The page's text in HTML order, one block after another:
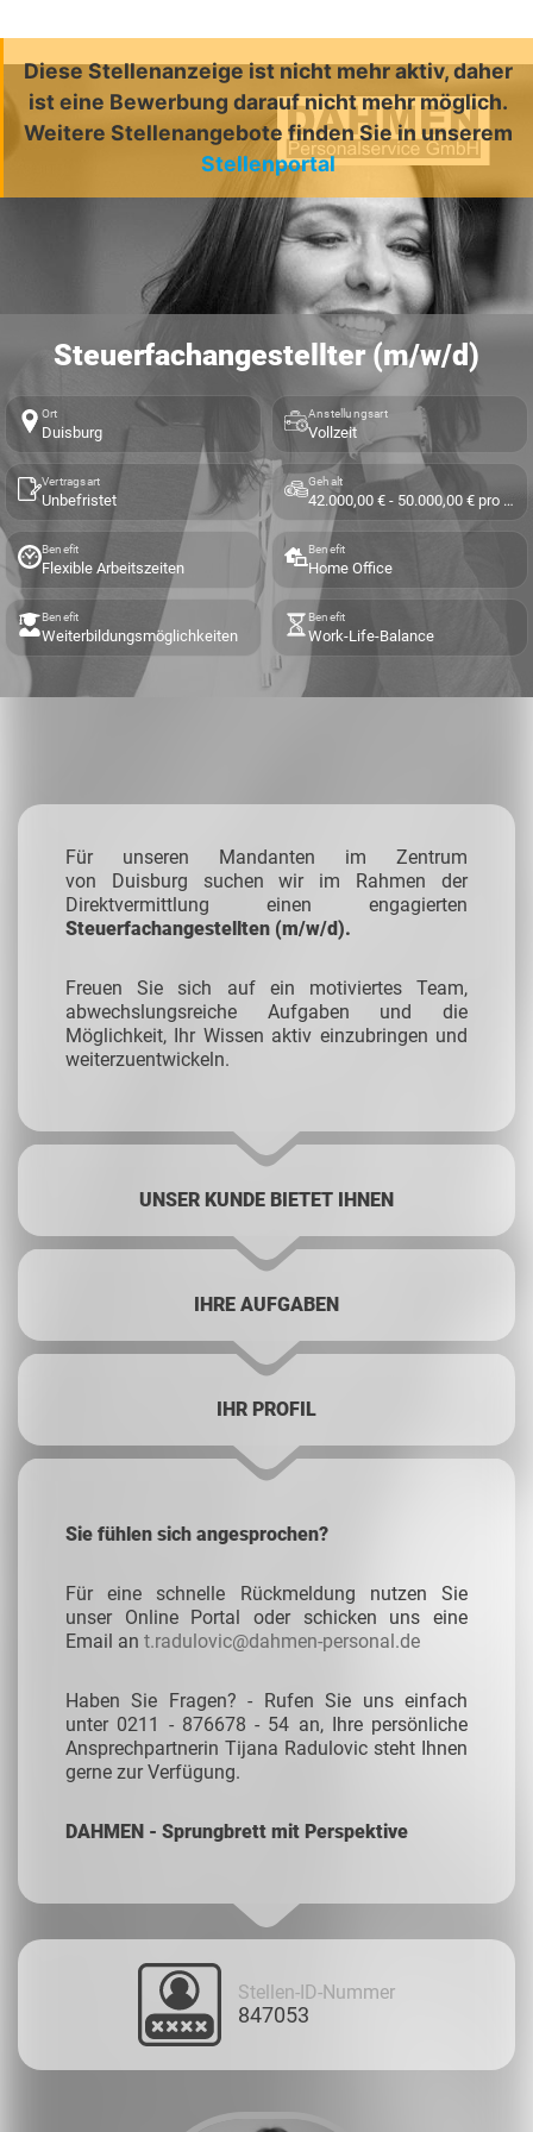
Diese Stellenanzeige ist nicht mehr aktiv, daher
ist eine Bewerbung darauf nicht mehr möglich.
Weitere Stellenangebote finden Sie in unserem
Stellenportal
Steuerfachangestellter (m/w/d)
Ort
Duisburg
Anstellungsart
Vollzeit
Vertragsart
Unbefristet
Gehalt
42.000,00 € - 50.000,00 € pro Jahr
Benefit
Flexible Arbeitszeiten
Benefit
Home Office
Benefit
Weiterbildungsmöglichkeiten
Benefit
Work-Life-Balance
Für unseren Mandanten im Zentrum
von Duisburg suchen wir im Rahmen der
Direktvermittlung einen engagierten
Steuerfachangestellten (m/w/d).
Freuen Sie sich auf ein motiviertes Team,
abwechslungsreiche Aufgaben und die
Möglichkeit, Ihr Wissen aktiv einzubringen und
weiterzuentwickeln.
UNSER KUNDE BIETET IHNEN
IHRE AUFGABEN
IHR PROFIL
Sie fühlen sich angesprochen?
Für eine schnelle Rückmeldung nutzen Sie
unser Online Portal oder schicken uns eine
Email an t.radulovic@dahmen-personal.de
Haben Sie Fragen? - Rufen Sie uns einfach
unter 0211 - 876678 - 54 an, Ihre persönliche
Ansprechpartnerin Tijana Radulovic steht Ihnen
gerne zur Verfügung.
DAHMEN - Sprungbrett mit Perspektive
Stellen-ID-Nummer
847053